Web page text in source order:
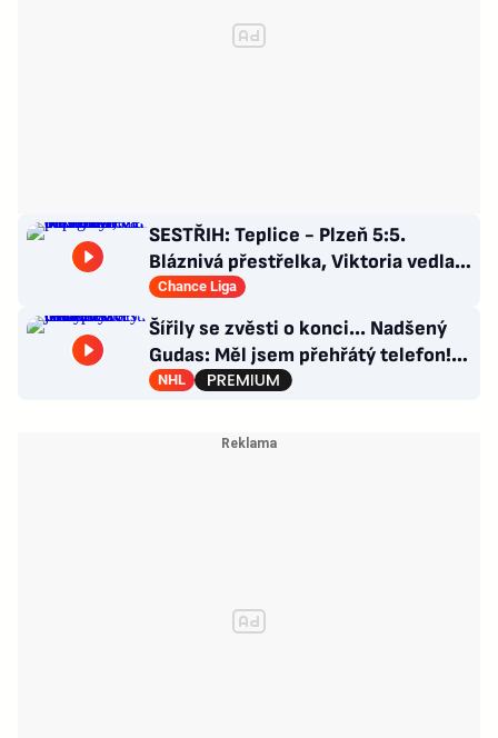
SESTŘIH: Teplice - Plzeň 5:5.
Bláznivá přestřelka, Viktoria vedla o
tři góly. Krčíkova červená
Chance Liga
Šířily se zvěsti o konci... Nadšený
Gudas: Měl jsem přehřátý telefon!
Co návrat do Česka?
NHL